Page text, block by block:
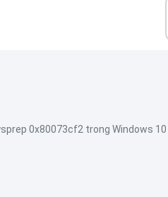
0x80073cf2 trong Windows 10